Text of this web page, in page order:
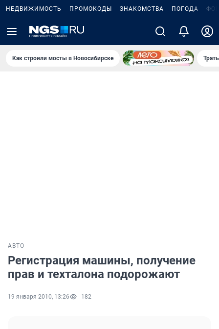
НЕДВИЖИМОСТЬ ПРОМОКОДЫ ЗНАКОМСТВА ПОГОДА
Как строили мосты в Новосибирске
АВТО
Регистрация машины, получение
прав и техталона подорожают
19 января 2010, 13:26 182